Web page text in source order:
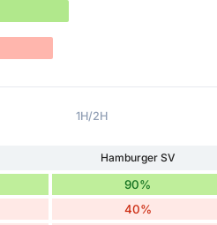
1H/2H
Hamburger SV
90%
40%